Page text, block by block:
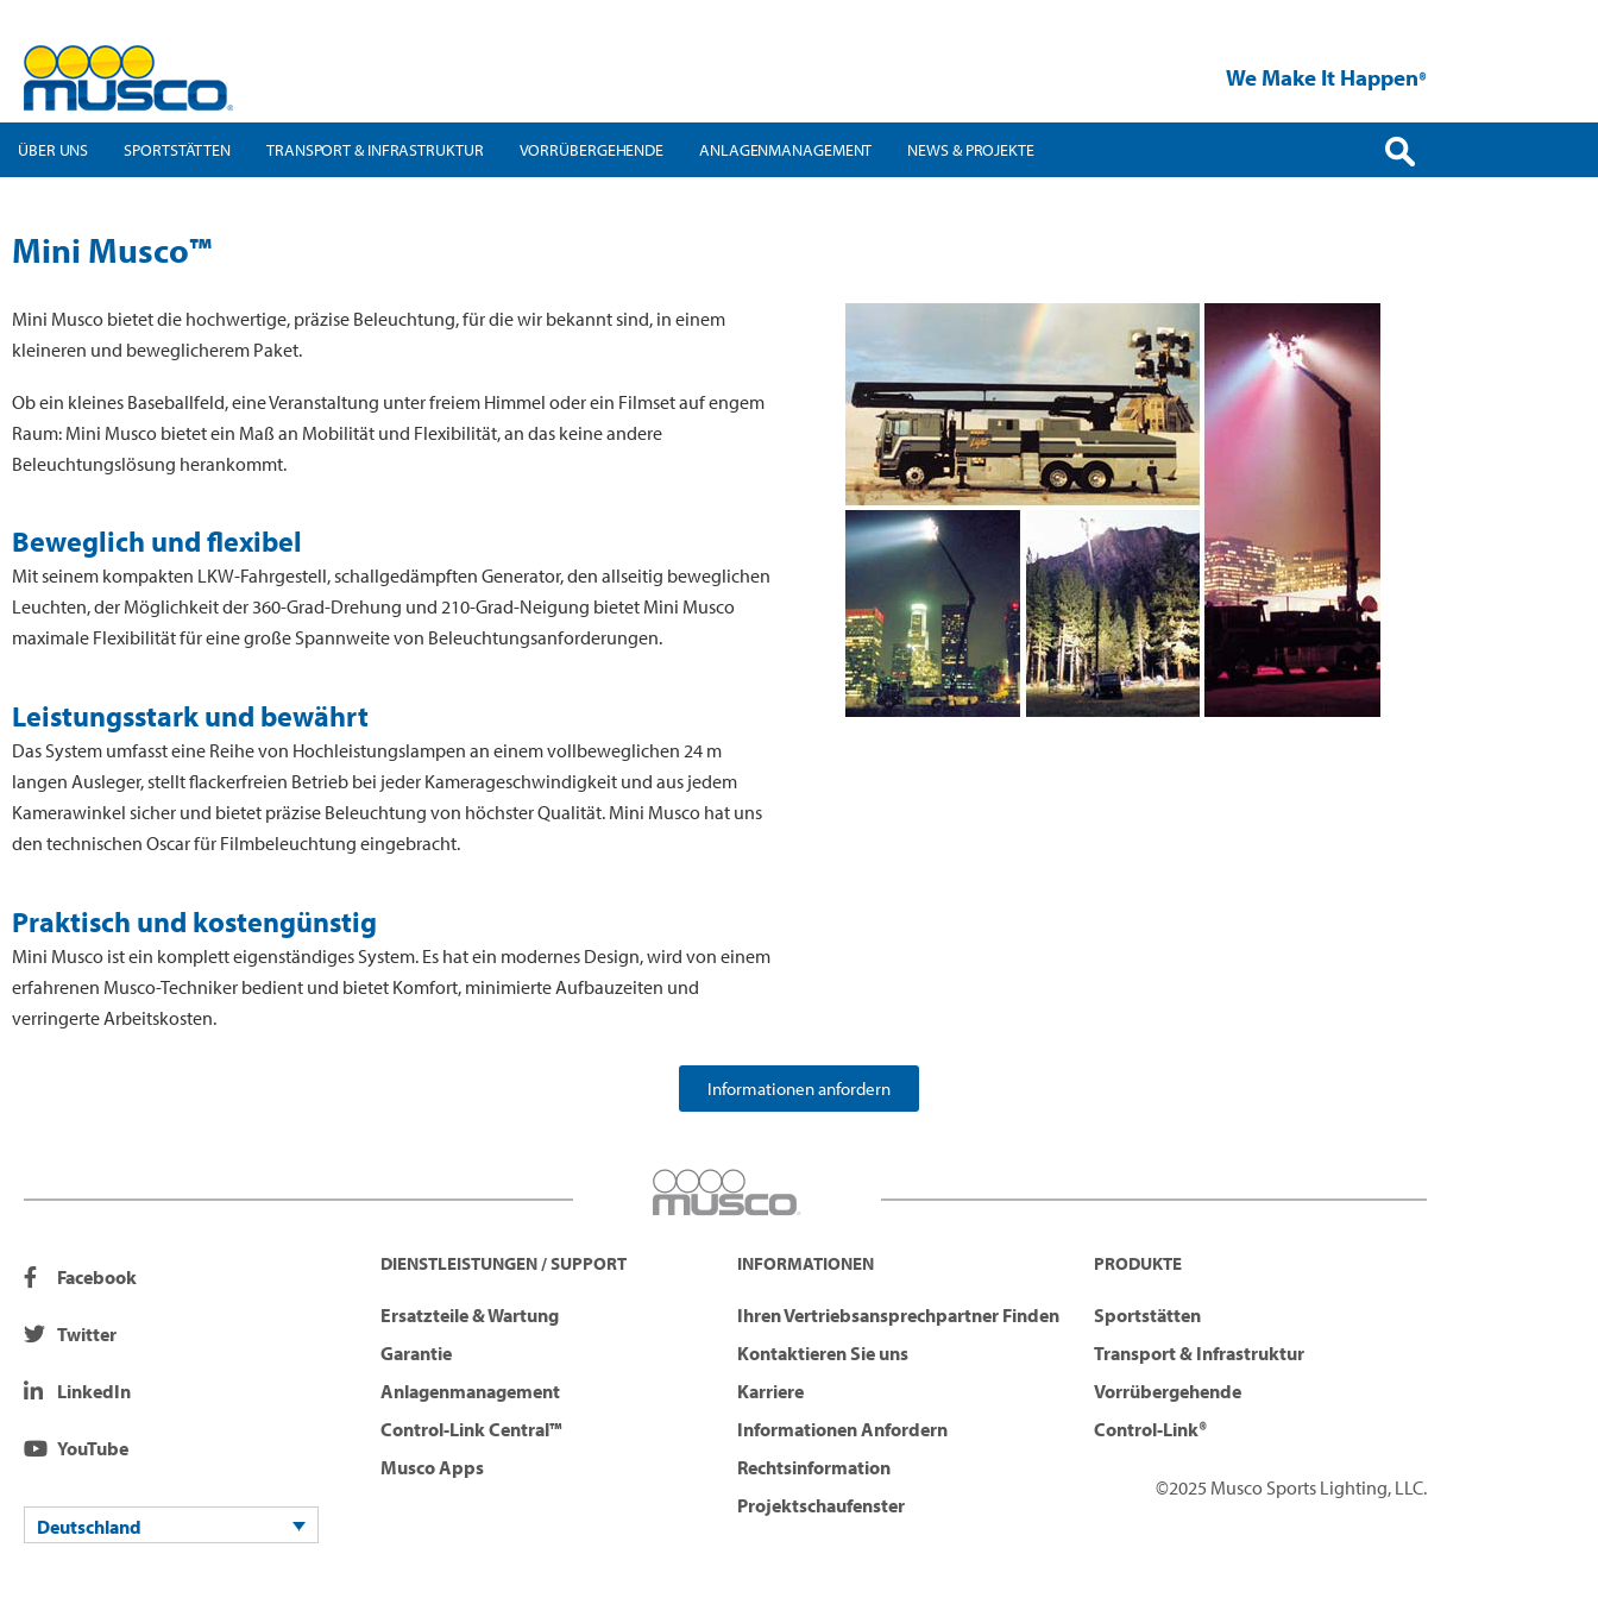
We Make It Happen®
ÜBER UNS SPORTSTÄTTEN TRANSPORT & INFRASTRUKTUR VORRÜBERGEHENDE ANLAGENMANAGEMENT NEWS & PROJEKTE
Mini Musco™
Mini Musco bietet die hochwertige, präzise Beleuchtung, für die wir bekannt sind, in einem
kleineren und beweglicherem Paket.
Ob ein kleines Baseballfeld, eine Veranstaltung unter freiem Himmel oder ein Filmset auf engem
Raum: Mini Musco bietet ein Maß an Mobilität und Flexibilität, an das keine andere
Beleuchtungslösung herankommt.
Beweglich und flexibel
Mit seinem kompakten LKW-Fahrgestell, schallgedämpften Generator, den allseitig beweglichen
Leuchten, der Möglichkeit der 360-Grad-Drehung und 210-Grad-Neigung bietet Mini Musco
maximale Flexibilität für eine große Spannweite von Beleuchtungsanforderungen.
Leistungsstark und bewährt
Das System umfasst eine Reihe von Hochleistungslampen an einem vollbeweglichen 24 m
langen Ausleger, stellt flackerfreien Betrieb bei jeder Kamerageschwindigkeit und aus jedem
Kamerawinkel sicher und bietet präzise Beleuchtung von höchster Qualität. Mini Musco hat uns
den technischen Oscar für Filmbeleuchtung eingebracht.
Praktisch und kostengünstig
Mini Musco ist ein komplett eigenständiges System. Es hat ein modernes Design, wird von einem
erfahrenen Musco-Techniker bedient und bietet Komfort, minimierte Aufbauzeiten und
verringerte Arbeitskosten.
Informationen anfordern
Facebook
Twitter
LinkedIn
YouTube
Deutschland
DIENSTLEISTUNGEN / SUPPORT
Ersatzteile & Wartung
Garantie
Anlagenmanagement
Control-Link Central™
Musco Apps
INFORMATIONEN
Ihren Vertriebsansprechpartner Finden
Kontaktieren Sie uns
Karriere
Informationen Anfordern
Rechtsinformation
Projektschaufenster
PRODUKTE
Sportstätten
Transport & Infrastruktur
Vorrübergehende
Control-Link®
©2025 Musco Sports Lighting, LLC.